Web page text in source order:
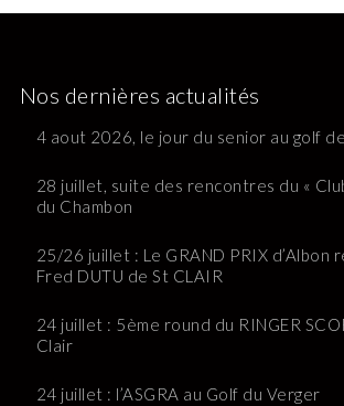
Nos dernières actualités
4 aout 2026, le jour du senior au golf
28 juillet, suite des rencontres du «
du Chambon
25/26 juillet : Le GRAND PRIX d’Albon
Fred DUTU de St CLAIR
24 juillet : 5ème round du RINGER
Clair
24 juillet : l’ASGRA au Golf du Verger